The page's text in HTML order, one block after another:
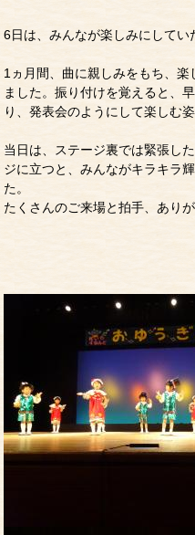
6日は、みんなが楽しみにしてい
1ヵ月間、曲に親しみをもち、
ました。振り付けを覚えると、
り、発表会のようにして楽しむ
当日は、ステージ裏では緊張し
ジに立つと、みんながキラキラ
た。
たくさんのご来場と拍手、あり